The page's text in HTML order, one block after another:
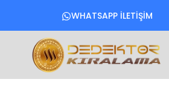
WHATSAPP İLETİŞİM